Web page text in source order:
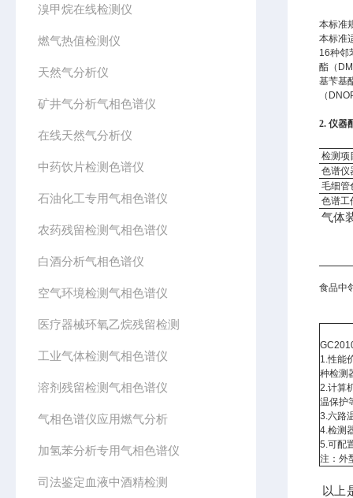
溴甲烷在线检测仪
燃气热值检测仪
天然气分析仪
矿井气分析气相色谱仪
在线天然气分析仪
中药饮片检测色谱仪
石油化工专用气相色谱仪
农药残留检测气相色谱仪
白酒分析气相色谱仪
空气环境检测气相色谱仪
医疗器械环氧乙烷残留检测
工业气体检测气相色谱仪
溶剂残留检测气相色谱仪
气相色谱仪应用燃气分析
加氢苯分析专用气相色谱仪
司法鉴定血液中酒精检测
本标准
本标准
16种邻
酯（
基苄基
（
2. 仪器
检测项
色谱仪
毛细管
色谱工
气体
食品中
1.性能
种检测
2.计算
温保护
3.六路
4.检测
5.可配
注：外
以上